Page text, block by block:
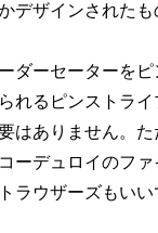
デザインされた
ーセーターをピ
れるピンストラ
はありません。
ーデュロイのフ
ラウザーズもいい